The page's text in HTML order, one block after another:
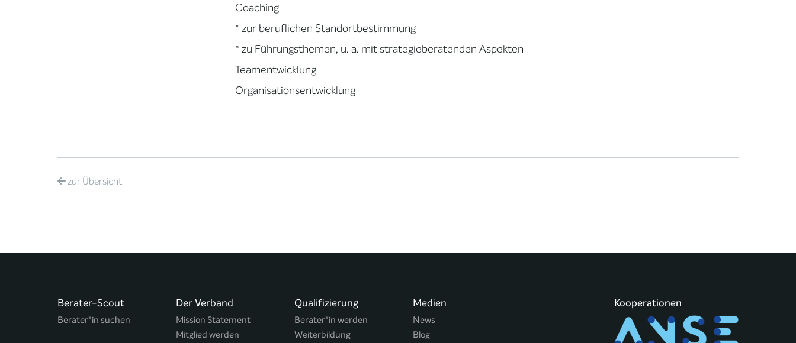
Coaching
* zur beruflichen Standortbestimmung
* zu Führungsthemen, u. a. mit strategieberatenden Aspekten
Teamentwicklung
Organisationsentwicklung
zurÜbersicht
Berater-Scout
Berater*in suchen
Der Verband
Mission Statement
Mitglied werden
Qualifizierung
Berater*in werden
Weiterbildung
Medien
News
Blog
Kooperationen